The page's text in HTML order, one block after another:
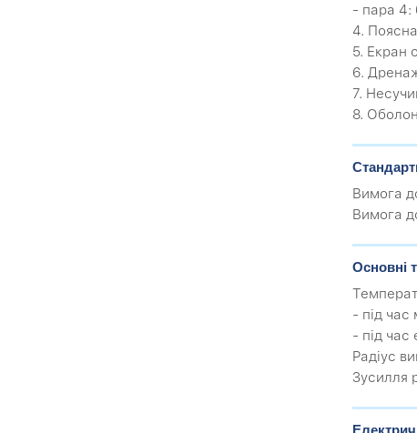
- пара 4:
4.
5. Екран
6.
7.
8.
Вимога
Вимога
Основні
- під час
- під час
Радіус
Зусилля